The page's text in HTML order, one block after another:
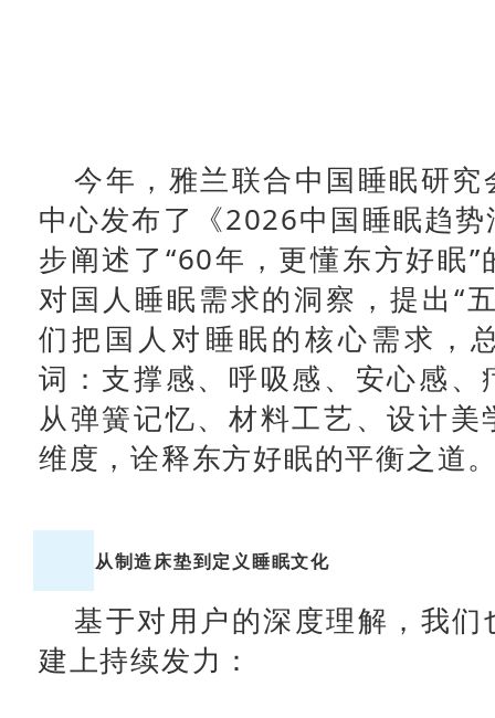
今年，雅兰联合中国睡眠研
中心发布了《2026中国睡眠趋
步阐述了“60年，更懂东方好眠
对国人睡眠需求的洞察，提出“
们把国人对睡眠的核心需求，
词：支撑感、呼吸感、安心感、
从弹簧记忆、材料工艺、设计
维度，诠释东方好眠的平衡之道
从制造床垫到定义睡眠文化
基于对用户的深度理解，我
建上持续发力：